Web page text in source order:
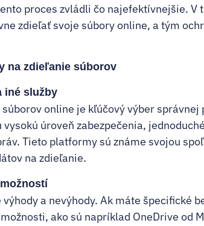
proces zvládli čo najefektívnejšie. V
zdieľať svoje súbory online, a tým
na zdieľanie súborov
iné služby
online je kľúčový výber správnej
úroveň zabezpečenia,
Tieto platformy sú známe svojou
na zdieľanie.
a nevýhody. Ak máte špecifické
ako sú napríklad OneDrive od